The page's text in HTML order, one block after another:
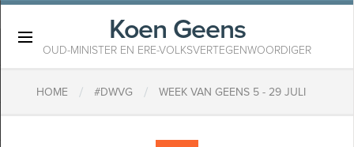
Koen Geens
OUD-MINISTER EN ERE-VOLKSVERTEGENWOORDIGER
HOME / #DWVG / WEEK VAN GEENS 5 - 29 JULI